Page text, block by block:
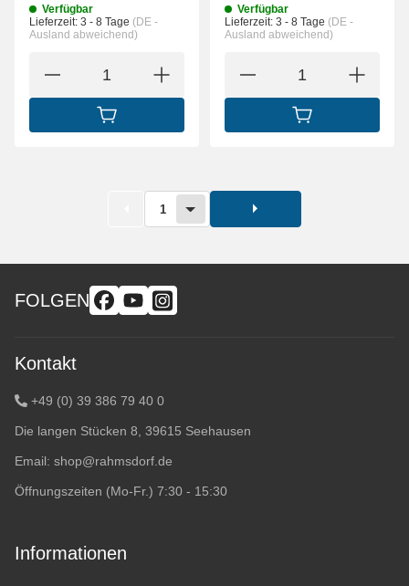
Verfügbar
Lieferzeit: 3 - 8 Tage (DE -
Ausland abweichend)
IN DEN WARENKORB
Verfügbar
Lieferzeit: 3 - 8 Tage (DE -
Ausland abweichend)
IN DEN
1
FOLGEN
Kontakt
+49 (0) 39 386 79 40 0
Die langen Stücken 8, 39615 Seehausen
Email: shop@rahmsdorf.de
Öffnungszeiten (Mo-Fr.) 7:30 - 15:30
Informationen